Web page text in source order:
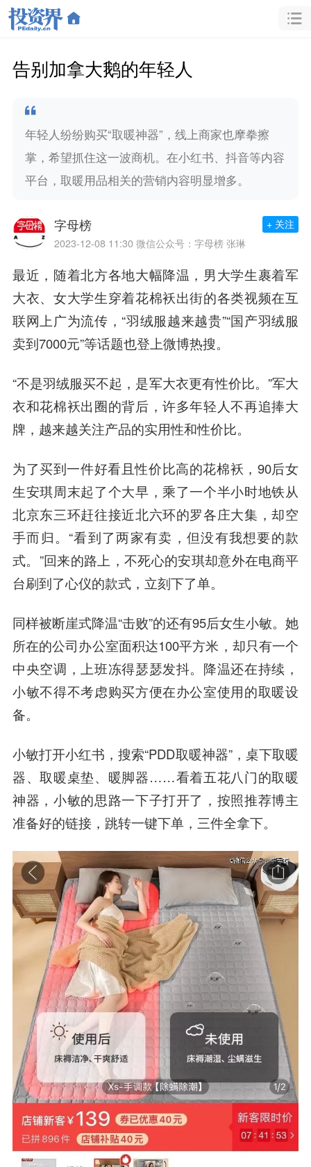
告别加拿大鹅的年轻人
年轻人纷纷购买“取暖神器”，线上商家也摩拳擦
掌，希望抓住这一波商机。在小红书、抖音等内容
平台，取暖用品相关的营销内容明显增多。
字母榜
2023-12-08 11:30 微信公众号：字母榜 张琳
+ 关注
最近，随着北方各地大幅降温，男大学生裹着军
大衣、女大学生穿着花棉袄出街的各类视频在互
联网上广为流传，“羽绒服越来越贵”“国产羽绒服
卖到7000元”等话题也登上微博热搜。
“不是羽绒服买不起，是军大衣更有性价比。”军大
衣和花棉袄出圈的背后，许多年轻人不再追捧大
牌，越来越关注产品的实用性和性价比。
为了买到一件好看且性价比高的花棉袄，90后女
生安琪周末起了个大早，乘了一个半小时地铁从
北京东三环赶往接近北六环的罗各庄大集，却空
手而归。“看到了两家有卖，但没有我想要的款
式。”回来的路上，不死心的安琪却意外在电商平
台刷到了心仪的款式，立刻下了单。
同样被断崖式降温“击败”的还有95后女生小敏。她
所在的公司办公室面积达100平方米，却只有一个
中央空调，上班冻得瑟瑟发抖。降温还在持续，
小敏不得不考虑购买方便在办公室使用的取暖设
备。
小敏打开小红书，搜索“PDD取暖神器”，桌下取暖
器、取暖桌垫、暖脚器……看着五花八门的取暖
神器，小敏的思路一下子打开了，按照推荐博主
准备好的链接，跳转一键下单，三件全拿下。